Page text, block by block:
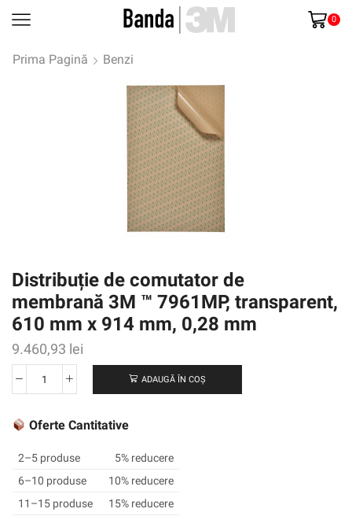
0
Prima Pagină Benzi
Distribuție de comutator de
membrană 3M ™ 7961MP, transparent,
610 mm x 914 mm, 0,28 mm
9.460,93 lei
Cantitate
de
de
membrană
3M
™
ADAUGĂ ÎN COȘ
Oferte Cantitative
2–5 produse
5% reducere
6–10 produse
10% reducere
11–15 produse
15% reducere